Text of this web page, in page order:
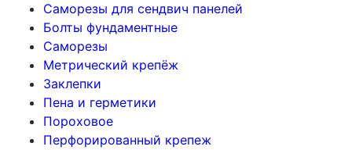
Саморезы для сендвич панелей
Болты фундаментные
Саморезы
Метрический крепёж
Заклепки
Пена и герметики
Пороховое
Перфорированный крепеж